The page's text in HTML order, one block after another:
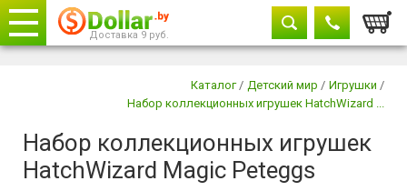
+375 29882-11-33
Доставка 9 руб.
Каталог / Детский мир / Игрушки /
Набор коллекционных игрушек HatchWizard ...
Набор коллекционных игрушек
HatchWizard Magic Peteggs